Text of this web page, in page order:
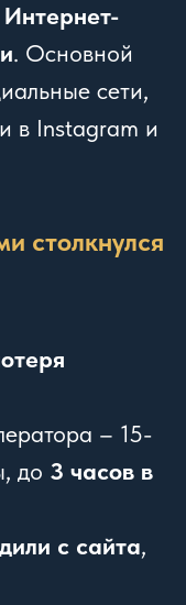
Интернет-
. Основной
сети,
в Instagram и
столкнулся
– 15-
до 3 часов в
с сайта,